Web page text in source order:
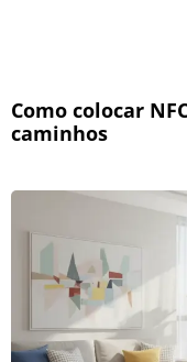
Como colocar
caminhos